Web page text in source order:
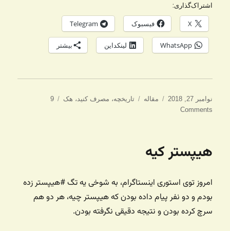
اشتراک‌گذاری:
X فیسبوک Telegram
WhatsApp لینکداین بیشتر
ارسال
شده
نوامبر 27, 2018 دسته‌ها
مقاله برچسب‌ها
تاریخچه، مصرف کنید ، هک
9
Comments
هیپستر کیه
امروز توی استوری اینستاگرام، به شوخی یه تگ #هیپستر زده
بودم و دو نفر پیام داده بودن که هیپستر چیه، هر دو هم
سرچ کرده بودن و نتیجه دقیقی نگرفته بودن.